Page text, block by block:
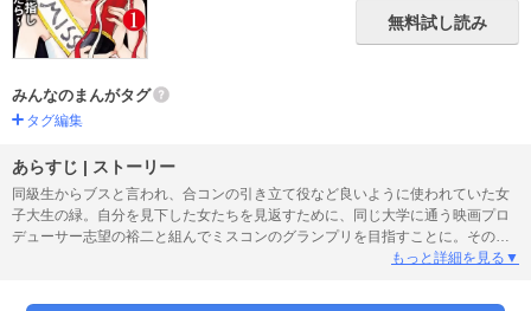
無料試し読み
みんなのまんがタグ
タグ編集
あらすじ | ストーリー
同級生からブスと言われ、合コンの引き立て役など良いように使われていた女
子大生の緑。自分を見下した女たちを見返すために、同じ大学に通う映画プロ
デューサー志望の裕二と組んでミスコンのグランプリを目指すことに。そのた
めにまず、全身整形をしろと裕二に迫られるが…!? 復讐のために、青春のす
ト！
もっと詳細を見る▼